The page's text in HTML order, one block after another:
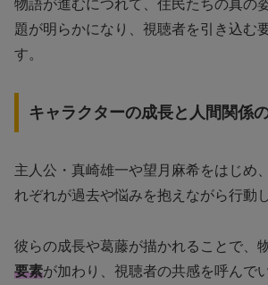
物語が進むにつれて、住民たちの真の
題が明らかになり、視聴者を引き込む
す。
キャラクターの成長と人間関係
主人公・真崎雄一や望月麻希をはじめ
れぞれが過去や悩みを抱えながら行動
彼らの成長や葛藤が描かれることで、
要素が加わり、視聴者の共感を呼んで